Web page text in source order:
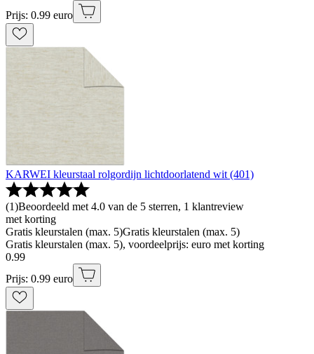
Prijs: 0.99 euro
KARWEI kleurstaal rolgordijn lichtdoorlatend wit (401)
(1)Beoordeeld met 4.0 van de 5 sterren, 1 klantreview
met korting
Gratis kleurstalen (max. 5)Gratis kleurstalen (max. 5)
Gratis kleurstalen (max. 5), voordeelprijs: euro met korting
0.99
Prijs: 0.99 euro